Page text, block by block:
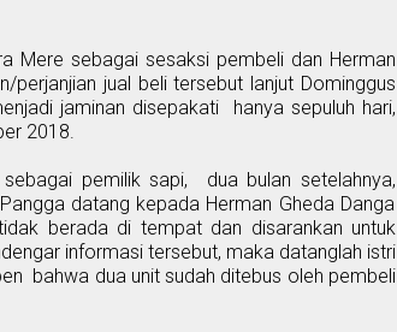
Meresebagai sesaksi pembeli dan Herman
perjanjian jual beli tersebut lanjut Dominggus
jaminan disepakati hanya sepuluh hari,
2018.
pemilik sapi, dua bulansetelahnya,
datang kepada Herman Gheda Danga
berada di tempat dan disarankan untuk
informasi tersebut, maka datanglah istri
bahwa dua unit sudah ditebus oleh pembeli